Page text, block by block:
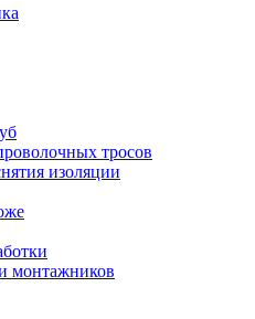
тросов
изоляции
монтажников